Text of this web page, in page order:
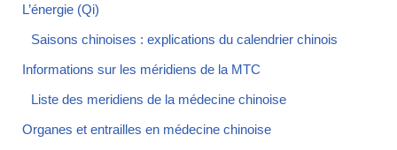
L’énergie (Qi)
Saisons chinoises : explications du calendrier chinois
Informations sur les méridiens de la MTC
Liste des meridiens de la médecine chinoise
Organes et entrailles en médecine chinoise